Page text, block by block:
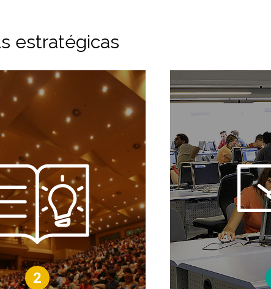
estratégicas
2